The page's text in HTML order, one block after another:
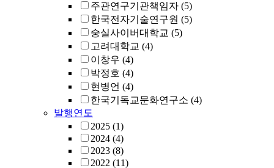
주관연구기관책임자 (5)
한국전자기술연구원 (5)
숭실사이버대학교 (5)
고려대학교 (4)
이창우 (4)
박정호 (4)
현병언 (4)
한국기독교문화연구소 (4)
발행연도
2025 (1)
2024 (4)
2023 (8)
2022 (11)